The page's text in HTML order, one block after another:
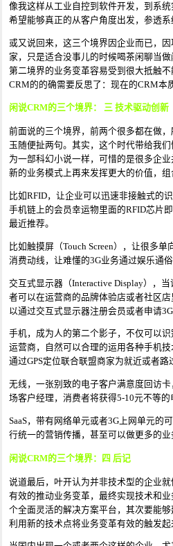
像我这样从工业自控到软件开发，到系
希望能够真正的从客户角度出发，参透
或又说回来，这三个境界因企业而已，
家，只是适合没事儿的时候喝茶闲聊当
第二境界的业务变革容易受到很大抵触
CRM的的确需要反思了：现在的CRM本
闲说CRM的三个境界： 三 技术驱动创新
前面说的三个境界，前两个很多都在做
玉随便扯两句。其实，这个时代带给我
为一部科幻小说一样，可惜的是很多企
新的业务模式上再来发挥更大的价值，组
比如RFID，让企业可以迅速非接触式的
手机链上的会员幸运物里面的RFID芯片
最近推荐。
比如触摸屏（Touch Screen），让很多
消费动线，让难懂的3G业务通过娱乐通
交互式显示器（Interactive Display），
者可以在运营商的品牌体验店或者社区
以通过交互式显示器注册会员或者申请
手机，成为人的第二个影子，不仅可以
运营商，自然可以合理的运用各种手机
通过GPS定位联合联盟商家为就近或者
无线，一张别致的电子客户满意度回访
场客户经理，消费者将获得5-10元不等
SaaS，带有网络单元或者3G上网单元的
行统一的营销传播，甚至可以做更多的业
闲说CRM的三个境界：四 后记
说道最后，叶开认为并非技术型的企业
有效的推动业务变革，最终实现技术和
个全面灵活的解决方案平台，其次要能
利用新的技术点将业务变革有效的触发